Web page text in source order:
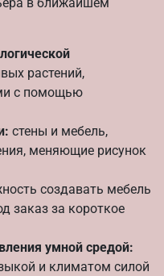
растений,
с помощью
стены и мебель,
меняющие рисунок
создавать мебель
заказ за короткое
умной средой:
и климатом силой